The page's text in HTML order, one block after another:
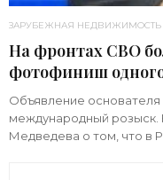
ЗАРУБЕЖНАЯ НЕДВИЖИМОСТЬ
На фронтах СВО
фотофиниш
«Недвижимость»
Объявление
международный розыск.
Медведева о том, что в